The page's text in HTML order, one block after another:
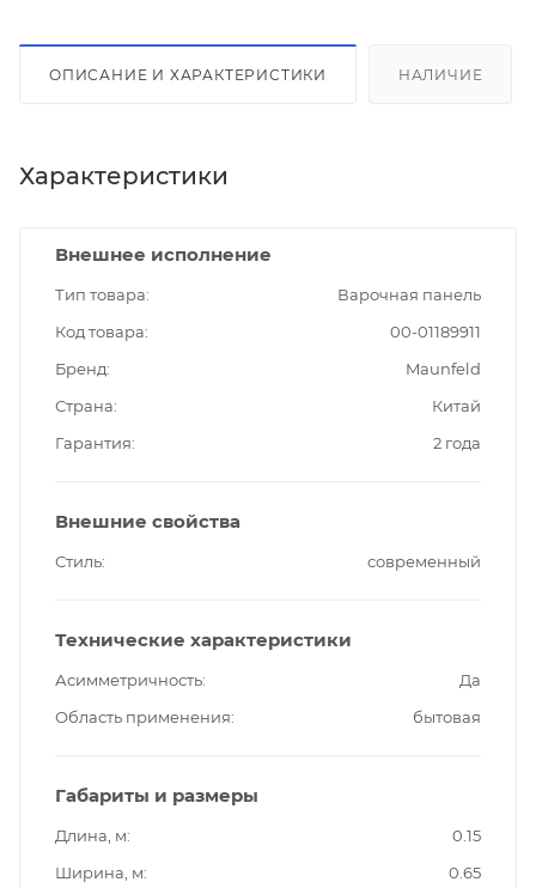
ОПИСАНИЕ И ХАРАКТЕРИСТИКИ НАЛИЧИЕ
Характеристики
Внешнее исполнение
Тип товара
Варочная панель
Код товара
00-01189911
Бренд
Maunfeld
Страна
Китай
Гарантия
2 года
Внешние свойства
Стиль современный
Технические характеристики
Асимметричность
Да
Область применения
бытовая
Габариты и размеры
Длина, м
0.15
Ширина, м
0.65